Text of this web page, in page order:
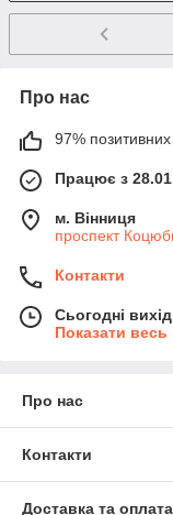
Про нас
97% позитивних
Працює з
м. Вінниця
проспект
Контакти
Сьогодні
Показати весь
Про нас
Контакти
Доставка та оплата